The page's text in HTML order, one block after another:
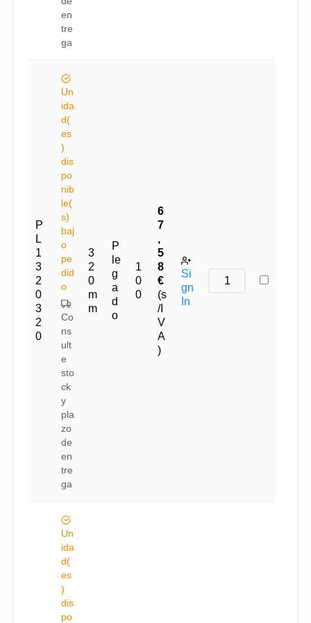
en
tre
ga
P
L
1
3
2
0
3
2
0
Un
ida
d(
es
)
dis
po
nib
le(
s)
baj
o
pe
did
o
Co
ns
ult
e
sto
ck
y
pla
zo
de
en
tre
ga
3
2
0
m
m
P
le
g
a
d
o
1
0
0
6
7
,
5
8
€
(s
/I
V
A
)
Si
gn
In
Un
ida
d(
es
)
dis
po